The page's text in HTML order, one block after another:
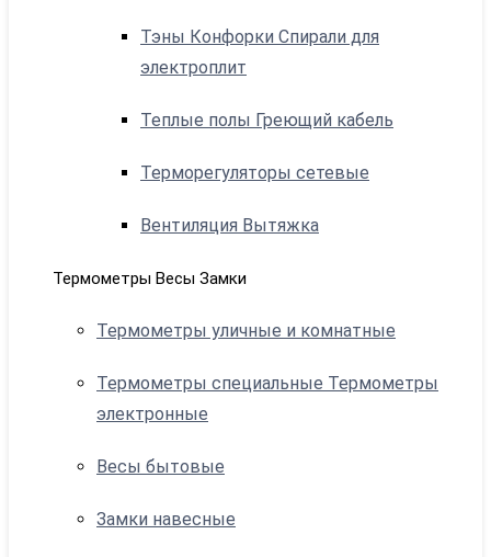
Тэны Конфорки Спирали для
электроплит
Теплые полы Греющий кабель
Терморегуляторы сетевые
Вентиляция Вытяжка
Термометры Весы Замки
Термометры уличные и комнатные
Термометры специальные Термометры
электронные
Весы бытовые
Замки навесные